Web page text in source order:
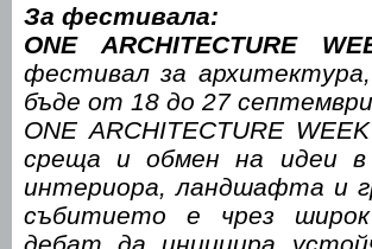
За фестивала:
ONE ARCHITECTURE
фестивал за
бъде от 18 до 27
ONE ARCHITECTURE
среща и обмен на идеи
интериора, ландшафта и
събитието е чрез
дебат да инициира